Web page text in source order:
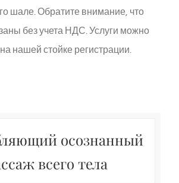
шале. Обратите внимание, что
без учета НДС. Услуги можно
нашей стойке регистрации.
осознанный
всего тела